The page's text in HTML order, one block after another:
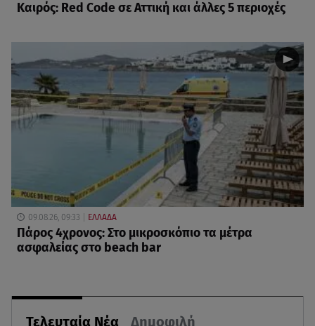
Τελευταία Νέα Δημοφιλή
Καιρός: Red Code σε Αττική και άλλες 5 περιοχές
09.08.26, 09:33 ΕΛΛΑΔΑ
Πάρος 4χρονος: Στο μικροσκόπιο τα μέτρα
ασφαλείας στο beach bar